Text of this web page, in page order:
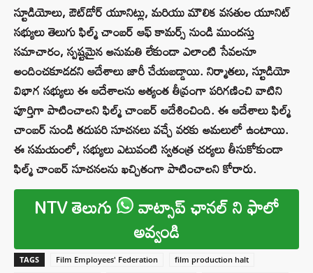
స్టూడియోలు, ఔట్‌డోర్ యూనిట్లు, మరియు మౌలిక వసతుల యూనిట్
సభ్యులు తెలుగు ఫిల్మ్ చాంబర్ ఆఫ్ కామర్స్ నుండి ముందస్తు
సమాచారం, స్పష్టమైన అనుమతి లేకుండా ఎలాంటి సేవలనూ
అందించకూడదని ఆదేశాలు జారీ చేయబడ్డాయి. నిర్మాతలు, స్టూడియో
విభాగ సభ్యులు ఈ ఆదేశాలను అత్యంత తీవ్రంగా పరిగణించి వాటిని
పూర్తిగా పాటించాలని ఫిల్మ్ చాంబర్ ఆదేశించింది. ఈ ఆదేశాలు ఫిల్మ్
చాంబర్ నుండి తదుపరి సూచనలు వచ్చే వరకు అమలులో ఉంటాయి.
ఈ సమయంలో, సభ్యులు ఎటువంటి స్వతంత్ర చర్యలు తీసుకోకుండా
ఫిల్మ్ చాంబర్ సూచనలను ఖచ్చితంగా పాటించాలని కోరారు.
NTV తెలుగు వాట్సాప్ ఛానల్ ని ఫాలో
అవ్వండి
TAGS Film Employees' Federation
film production halt